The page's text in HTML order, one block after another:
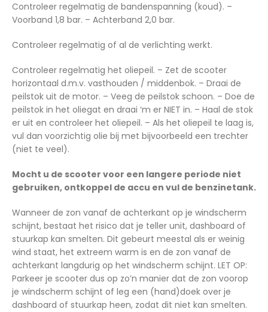
Controleer regelmatig de bandenspanning (koud). –
Voorband 1,8 bar. – Achterband 2,0 bar.
Controleer regelmatig of al de verlichting werkt.
Controleer regelmatig het oliepeil. – Zet de scooter
horizontaal d.m.v. vasthouden / middenbok. – Draai de
peilstok uit de motor. – Veeg de peilstok schoon. – Doe de
peilstok in het oliegat en draai ‘m er NIET in. – Haal de stok
er uit en controleer het oliepeil. – Als het oliepeil te laag is,
vul dan voorzichtig olie bij met bijvoorbeeld een trechter
(niet te veel).
Mocht u de scooter voor een langere periode niet
gebruiken, ontkoppel de accu en vul de benzinetank.
Wanneer de zon vanaf de achterkant op je windscherm
schijnt, bestaat het risico dat je teller unit, dashboard of
stuurkap kan smelten. Dit gebeurt meestal als er weinig
wind staat, het extreem warm is en de zon vanaf de
achterkant langdurig op het windscherm schijnt. LET OP:
Parkeer je scooter dus op zo’n manier dat de zon voorop
je windscherm schijnt of leg een (hand)doek over je
dashboard of stuurkap heen, zodat dit niet kan smelten.